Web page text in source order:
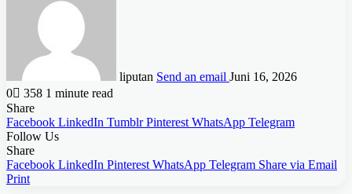
liputan Send an email Juni 16, 2026
0
358 1 minute read
Share
Facebook LinkedIn Tumblr Pinterest WhatsApp Telegram
Follow Us
Share
Facebook LinkedIn Pinterest WhatsApp Telegram Share via Email
Print